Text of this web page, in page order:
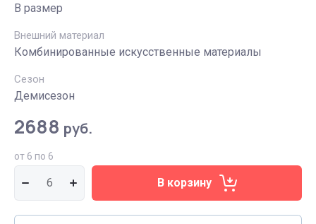
В размер
Внешний материал
Комбинированные искусственные материалы
Сезон
Демисезон
2688 руб.
от 6 по 6
В корзину